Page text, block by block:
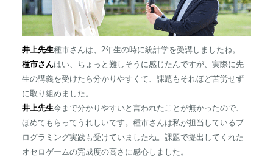
井上先生種市さんは、2年生の時に統計学を受講しましたね。
種市さんはい、ちょっと難しそうに感じたんですが、実際に先
生の講義を受けたら分かりやすくて、課題もそれほど苦労せず
に取り組めました。
井上先生今まで分かりやすいと言われたことが無かったので、
ほめてもらってうれしいです。種市さんは私が担当しているプ
ログラミング実践も受けていましたね。課題で提出してくれた
オセロゲームの完成度の高さに感心しました。